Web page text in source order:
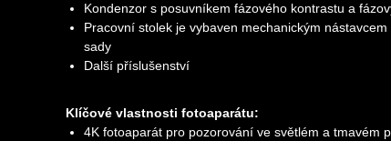
Kondenzor s posuvníkem fázového kontrastu a
Pracovní stolek je vybaven mechanickým
sady
Další příslušenství
Klíčové vlastnosti fotoaparátu:
4K fotoaparát pro pozorování ve světlém a tmavém